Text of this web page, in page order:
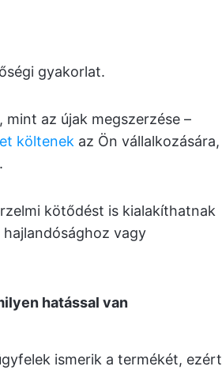
gyakorlat.
az újak megszerzése –
költenek az Ön vállalkozására,
kötődést is kialakíthatnak
vagy
hatással van
ismerik a termékét, ezért